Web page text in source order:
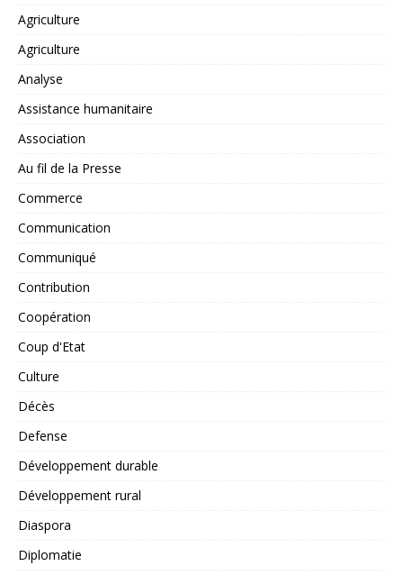
Agriculture
Agriculture
Analyse
Assistance humanitaire
Association
Au fil de la Presse
Commerce
Communication
Communiqué
Contribution
Coopération
Coup d'Etat
Culture
Décès
Defense
Développement durable
Développement rural
Diaspora
Diplomatie